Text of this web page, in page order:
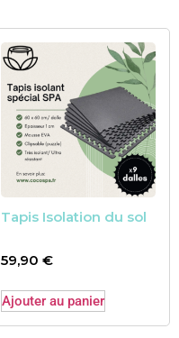
Tapis Isolation du sol
59,90 €
Ajouter au panier